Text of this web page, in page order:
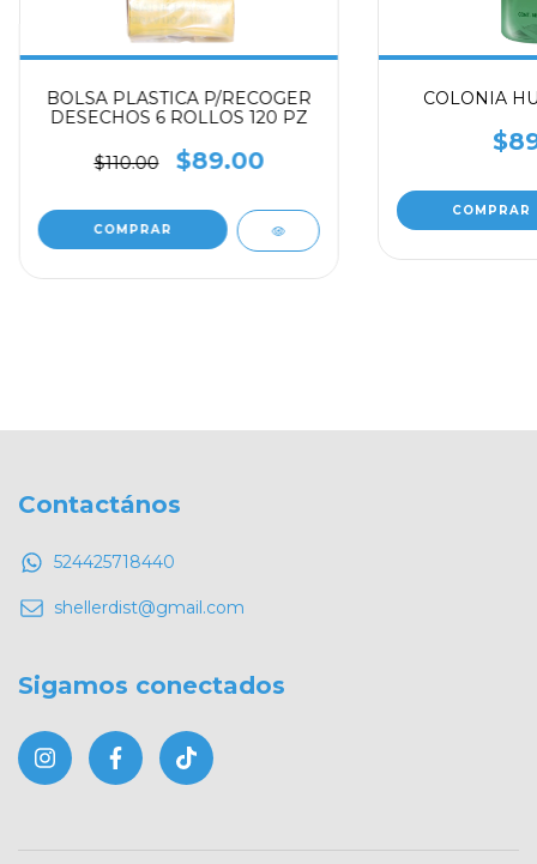
BOLSA PLASTICA P/RECOGER
DESECHOS 6 ROLLOS 120 PZ
$110.00 $89.00
COLONIA
Contactános
524425718440
shellerdist@gmail.com
Sigamos conectados